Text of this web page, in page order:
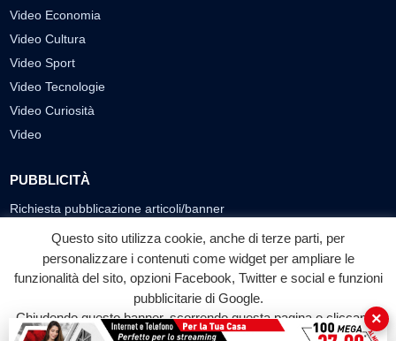
Video Economia
Video Cultura
Video Sport
Video Tecnologie
Video Curiosità
Video
PUBBLICITÀ
Richiesta pubblicazione articoli/banner
SEGUICI SUI SOCIAL
f
Facebook
◎ ▶
YouTube
Questo sito utilizza cookie, anche di terze parti, per
personalizzare i contenuti come widget per ampliare le
funzionalità del sito, opzioni Facebook, Twitter e social e funzioni
pubblicitarie di Google.
Chiudendo questo banner, scorrendo questa pagina o cliccando
su qualunque suo elemento acconsenti all'uso dei cookie.
×